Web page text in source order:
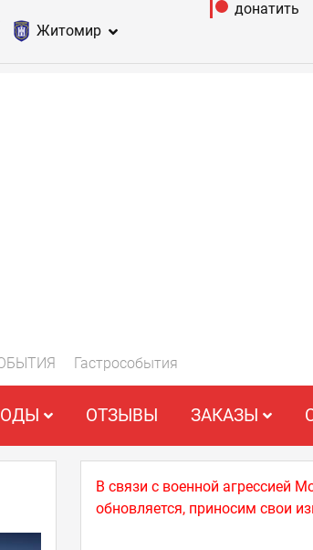
Житомир
донатить
Гастрособытия
ОТЗЫВЫ ЗАКАЗЫ
В связи с военной агрессией
обновляется, приносим свои